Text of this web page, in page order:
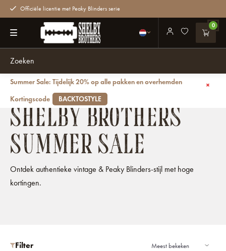
Officiële licentie met Peaky Blinders serie
0
Summer Sale: Tijdelijk 20% op alle pakken en overhemden
Kortingscode
BACKTOSTYLE
SHELBY BROTHERS
SUMMER SALE
Ontdek authentieke vintage & Peaky Blinders-stijl met hoge
kortingen.
Filter